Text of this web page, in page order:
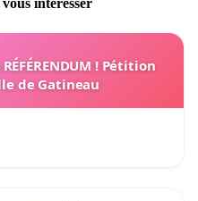
intéresser
RÉFÉRENDUM ! Pétition
de Gatineau